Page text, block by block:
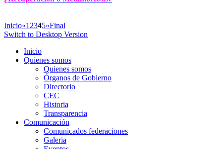
Inicio«1 2345»Final
Switch to Desktop Version
Inicio
Quienes somos
Quienes somos
Órganos de Gobierno
Directorio
CEC
Historia
Transparencia
Comunicación
Comunicados federaciones
Galeria